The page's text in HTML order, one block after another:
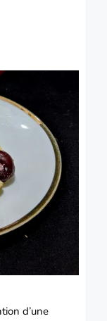
d’une